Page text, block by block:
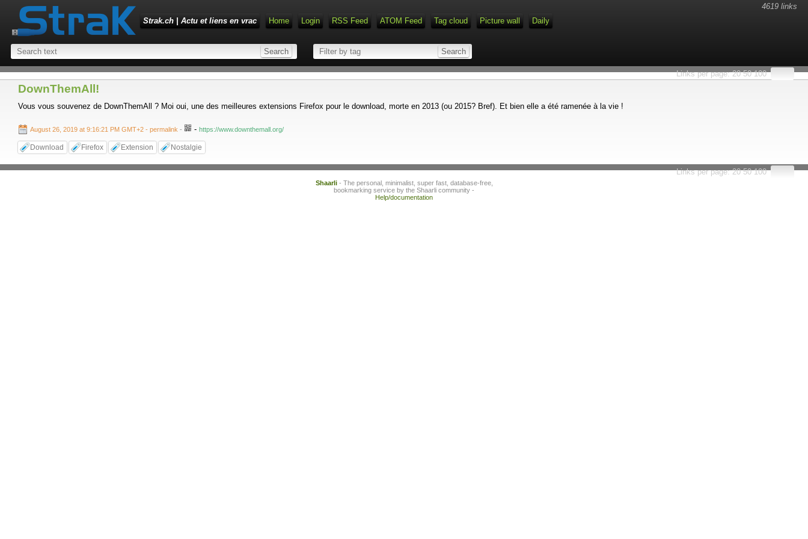
4619 links
Strak.ch | Actu et liens en vrac
Home Login RSS Feed ATOM Feed Tag cloud Picture wall Daily
Links per page:20 50 100
DownThemAll!
Vous vous souvenez de DownThemAll ? Moi oui, une des meilleures extensions Firefox pour le download, morte en 2013 (ou 2015? Bref). Et bien elle a été ramenée à la vie !
August 26, 2019 at 9:16:21 PM GMT+2 - permalink - - https://www.downthemall.org/
Download Firefox Extension Nostalgie
Links per page:20 50 100
Shaarli- The personal, minimalist, super fast, database-free,
bookmarking service by the Shaarli community -
Help/documentation